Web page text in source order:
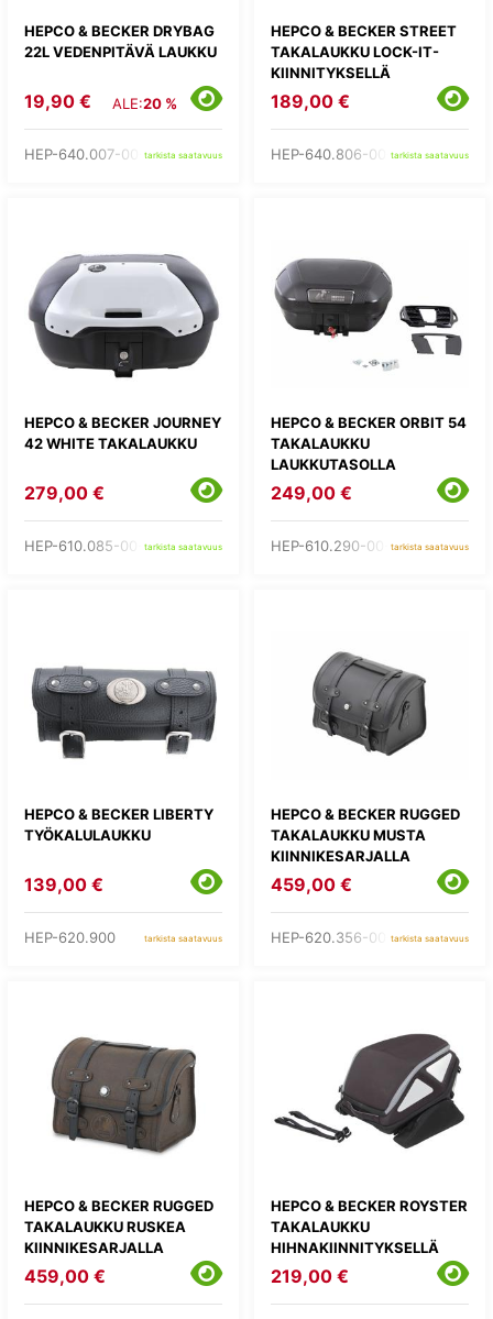
HEPCO & BECKER DRYBAG
22L VEDENPITÄVÄ LAUKKU
19,90 € ALE:20 %
HEP-640.007-00-03tarkista saatavuus
HEPCO & BECKER STREET
TAKALAUKKU LOCK-IT-
KIINNITYKSELLÄ
189,00 €
HEP-640.806-00-01tarkista saatavuus
HEPCO & BECKER JOURNEY
42 WHITE TAKALAUKKU
279,00 €
HEP-610.085-00-03tarkista saatavuus
HEPCO & BECKER ORBIT 54
TAKALAUKKU
LAUKKUTASOLLA
249,00 €
HEP-610.290-00-01tarkista saatavuus
HEPCO & BECKER LIBERTY
TYÖKALULAUKKU
139,00 €
HEP-620.900 tarkista saatavuus
HEPCO & BECKER RUGGED
TAKALAUKKU MUSTA
KIINNIKESARJALLA
459,00 €
HEP-620.356-00-01tarkista saatavuus
HEPCO & BECKER RUGGED
TAKALAUKKU RUSKEA
KIINNIKESARJALLA
459,00 €
HEPCO & BECKER ROYSTER
TAKALAUKKU
HIHNAKIINNITYKSELLÄ
219,00 €